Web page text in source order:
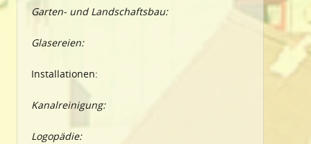
Garten- und Landschaftsbau:
Glasereien:
Installationen:
Kanalreinigung:
Logopädie: